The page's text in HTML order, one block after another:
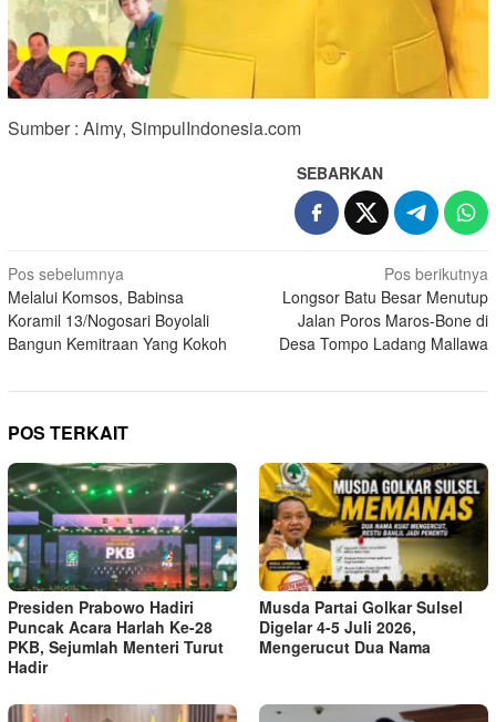
Sumber : Aimy, SimpulIndonesia.com
SEBARKAN
Navigasi
pos
Pos sebelumnya
Melalui Komsos, Babinsa
Koramil 13/Nogosari Boyolali
Bangun Kemitraan Yang Kokoh
Pos berikutnya
Longsor Batu Besar Menutup
Jalan Poros Maros-Bone di
Desa Tompo Ladang Mallawa
POS TERKAIT
Presiden Prabowo Hadiri
Puncak Acara Harlah Ke-28
PKB, Sejumlah Menteri Turut
Hadir
Musda Partai Golkar Sulsel
Digelar 4-5 Juli 2026,
Mengerucut Dua Nama